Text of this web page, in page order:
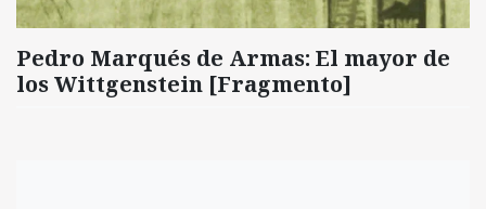
Pedro Marqués de Armas: El mayor de
los Wittgenstein [Fragmento]